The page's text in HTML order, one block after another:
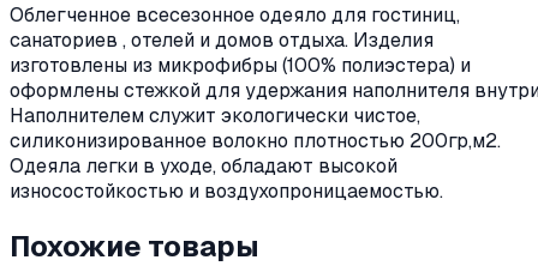
Облегченное всесезонное одеяло для гостиниц,
санаториев , отелей и домов отдыха. Изделия
изготовлены из микрофибры (100% полиэстера) и
оформлены стежкой для удержания наполнителя
Наполнителем служит экологически чистое,
силиконизированное волокно плотностью 200гр,м2.
Одеяла легки в уходе, обладают высокой
износостойкостью и воздухопроницаемостью.
Похожие товары